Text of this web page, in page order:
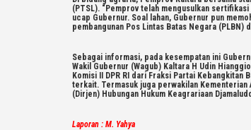
(PTSL). “Pemprov telah mengusulkan
ucap Gubernur. Soal lahan, Gubernur pun
pembangunan Pos Lintas Batas Negara (PLBN)
Sebagai informasi, pada kesempatan ini
Wakil Gubernur (Wagub) Kaltara H Udin
Komisi II DPR RI dari Fraksi Partai
terkait. Termasuk juga perwakilan Kementerian
(Dirjen) Hubungan Hukum Keagrariaan
Laporan : M. Yahya